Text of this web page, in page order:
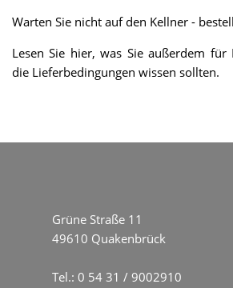
Warten Sie nicht auf den Kellner -
Lesen Sie hier, was Sie außerdem
die Lieferbedingungen wissen sollten.
Grüne Straße 11
49610 Quakenbrück
Tel.: 0 54 31 / 9002910